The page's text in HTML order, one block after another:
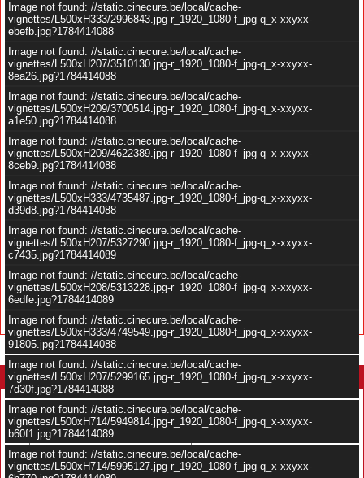
Image not found: //static.cinecure.be/local/cache-
vignettes/L500xH333/2996843.jpg-r_1920_1080-f_jpg-q_x-xxyxx-
ebefb.jpg?1784414088
Image not found: //static.cinecure.be/local/cache-
vignettes/L500xH207/3510130.jpg-r_1920_1080-f_jpg-q_x-xxyxx-
8ea26.jpg?1784414088
Image not found: //static.cinecure.be/local/cache-
vignettes/L500xH209/3700514.jpg-r_1920_1080-f_jpg-q_x-xxyxx-
a1e50.jpg?1784414088
Image not found: //static.cinecure.be/local/cache-
vignettes/L500xH209/4622389.jpg-r_1920_1080-f_jpg-q_x-xxyxx-
8ceb9.jpg?1784414088
Image not found: //static.cinecure.be/local/cache-
vignettes/L500xH333/4735487.jpg-r_1920_1080-f_jpg-q_x-xxyxx-
d39d8.jpg?1784414088
Image not found: //static.cinecure.be/local/cache-
vignettes/L500xH207/5327290.jpg-r_1920_1080-f_jpg-q_x-xxyxx-
c7435.jpg?1784414089
Image not found: //static.cinecure.be/local/cache-
vignettes/L500xH208/5313228.jpg-r_1920_1080-f_jpg-q_x-xxyxx-
6edfe.jpg?1784414089
Image not found: //static.cinecure.be/local/cache-
vignettes/L500xH333/4749549.jpg-r_1920_1080-f_jpg-q_x-xxyxx-
91805.jpg?1784414088
Image not found: //static.cinecure.be/local/cache-
vignettes/L500xH207/5299165.jpg-r_1920_1080-f_jpg-q_x-xxyxx-
7d30f.jpg?1784414088
Image not found: //static.cinecure.be/local/cache-
vignettes/L500xH714/5949814.jpg-r_1920_1080-f_jpg-q_x-xxyxx-
b60f1.jpg?1784414089
Image not found: //static.cinecure.be/local/cache-
vignettes/L500xH714/5995127.jpg-r_1920_1080-f_jpg-q_x-xxyxx-
Glass (2019) - Première bande-annonce (VOST) - YouTube
Recherche thématique
Public
Thème(s)
A voir ou pas